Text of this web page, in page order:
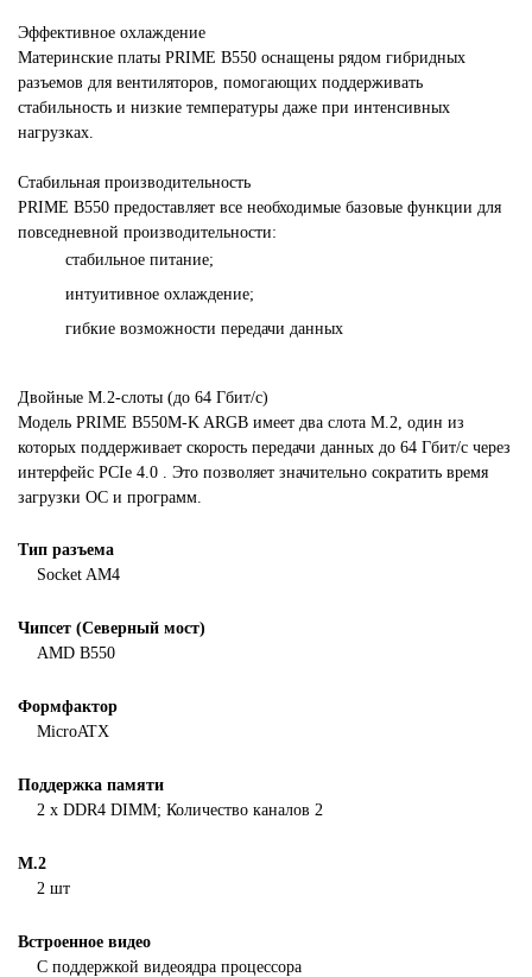
Эффективное охлаждение
Материнские платы PRIME B550 оснащены рядом гибридных
разъемов для вентиляторов, помогающих поддерживать
стабильность и низкие температуры даже при интенсивных
нагрузках.
Стабильная производительность
PRIME B550 предоставляет все необходимые базовые функции для
повседневной производительности:
стабильное питание;
интуитивное охлаждение;
гибкие возможности передачи данных
Двойные M.2-слоты (до 64 Гбит/с)
Модель PRIME B550M-K ARGB имеет два слота M.2, один из
которых поддерживает скорость передачи данных до 64 Гбит/с через
интерфейс PCIe 4.0 . Это позволяет значительно сократить время
загрузки ОС и программ.
Тип разъема
Socket AM4
Чипсет (Северный мост)
AMD B550
Формфактор
MicroATX
Поддержка памяти
2 x DDR4 DIMM; Количество каналов 2
M.2
2 шт
Встроенное видео
С поддержкой видеоядра процессора